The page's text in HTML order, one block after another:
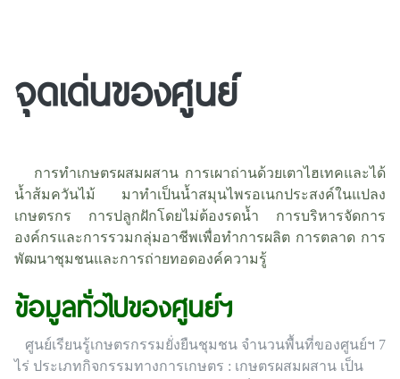
จุดเด่นของศูนย์
การทำเกษตรผสมผสาน การเผาถ่านด้วยเตาไฮเทคและได้
น้ำส้มควันไม้ มาทำเป็นน้ำสมุนไพรอเนกประสงค์ในแปลง
เกษตรกร การปลูกฝักโดยไม่ต้องรดน้ำ การบริหารจัดการ
องค์กรและการรวมกลุ่มอาชีพเพื่อทำการผลิต การตลาด การ
พัฒนาชุมชนและการถ่ายทอดองค์ความรู้
ข้อมูลทั่วไปของศูนย์ฯ
ศูนย์เรียนรู้เกษตรกรรมยั่งยืนชุมชน จำนวนพื้นที่ของศูนย์ฯ 7
ไร่ ประเภทกิจกรรมทางการเกษตร : เกษตรผสมผสาน เป็น